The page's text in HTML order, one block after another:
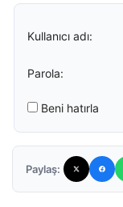
Kullanıcı adı:
Parola:
Beni hatırla
Paylaş: